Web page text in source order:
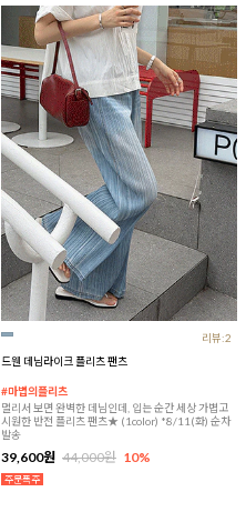
리뷰:2
드웬 데님라이크 플리츠 팬츠
#마법의플리츠
멀리서 보면 완벽한 데님인데, 입는 순간 세상 가볍고
시원한 반전 플리츠 팬츠★ (1color) *8/11(화) 순차
발송
39,600원 44,000원 10%